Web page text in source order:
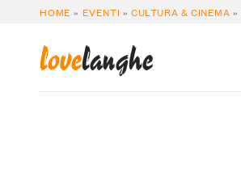
HOME » EVENTI »CULTURA & CINEMA »
lovelanghe